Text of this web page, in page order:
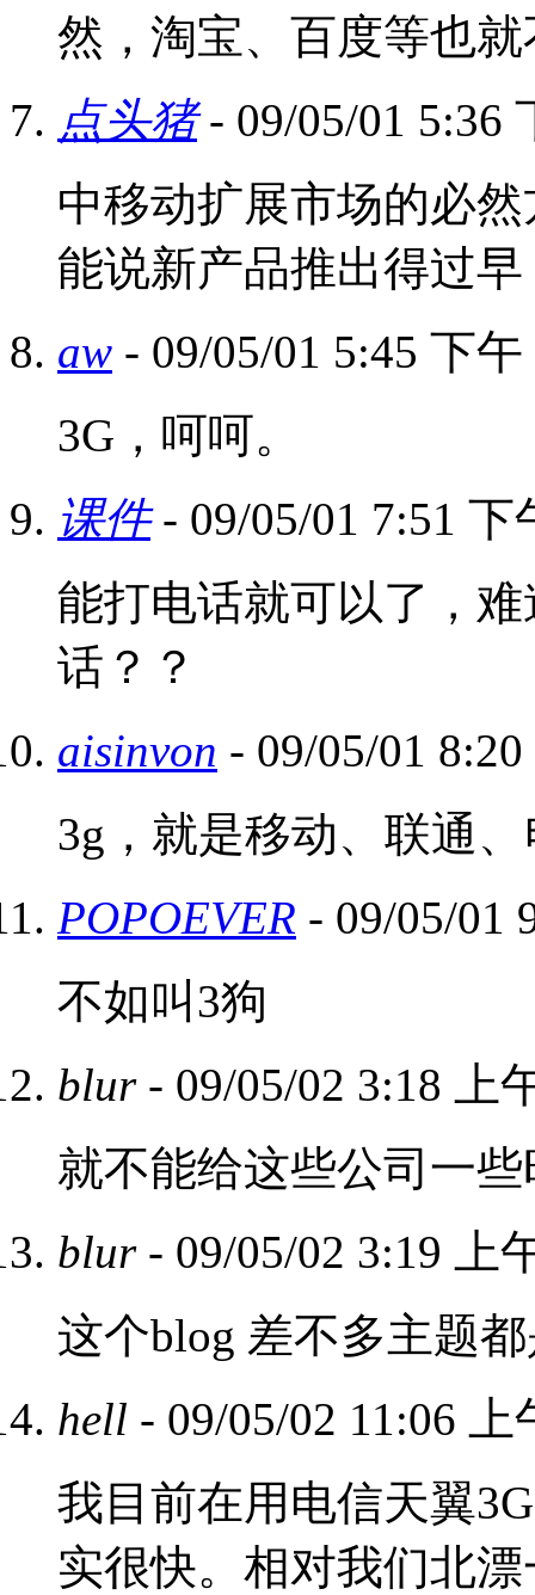
然，淘宝、百度等也
点头猪- 09/05/01 5:36
中移动扩展市场的必
能说新产品推出得过早
aw - 09/05/01 5:45 下午
3G，呵呵。
课件- 09/05/01 7:51 下
能打电话就可以了，
话？？
aisinvon - 09/05/01
3g，就是移动、联通
POPOEVER - 09/05/01
不如叫3狗
blur- 09/05/02 3:18 上
就不能给这些公司一
blur- 09/05/02 3:19 上
这个blog 差不多主题
hell - 09/05/02 11:06 上
我目前在用电信天翼
实很快。相对我们北